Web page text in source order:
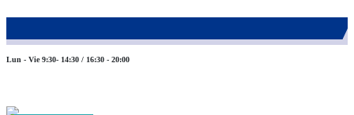
Lun - Vie 9:30- 14:30 / 16:30 - 20:00